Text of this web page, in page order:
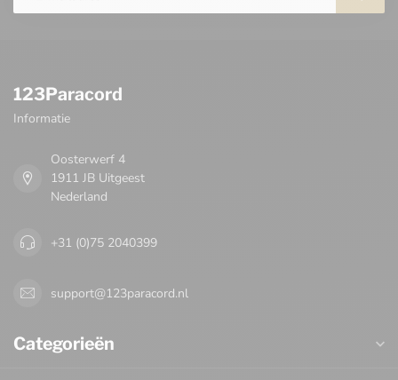
123Paracord
Informatie
Oosterwerf 4
1911 JB Uitgeest
Nederland
+31 (0)75 2040399
support@123paracord.nl
Categorieën